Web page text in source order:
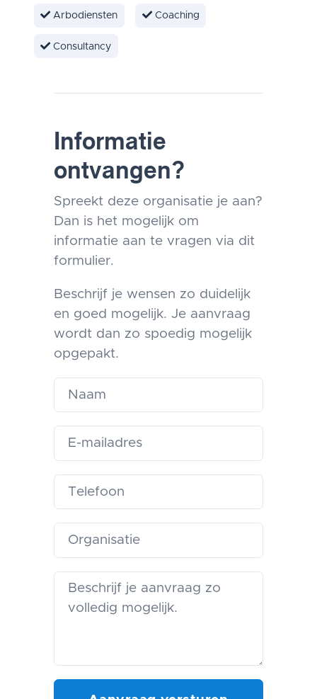
Arbodiensten Coaching
Consultancy
Informatie
ontvangen?
Spreekt deze organisatie je aan?
Dan is het mogelijk om
informatie aan te vragen via dit
formulier.
Beschrijf je wensen zo duidelijk
en goed mogelijk. Je aanvraag
wordt dan zo spoedig mogelijk
opgepakt.